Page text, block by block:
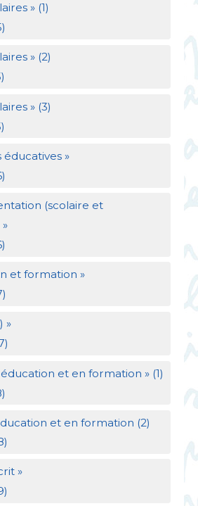
» (1)
» (2)
» (3)
éducatives »
(scolaire et
»
et formation »
»
éducation et en formation » (1)
et en formation (2)
»